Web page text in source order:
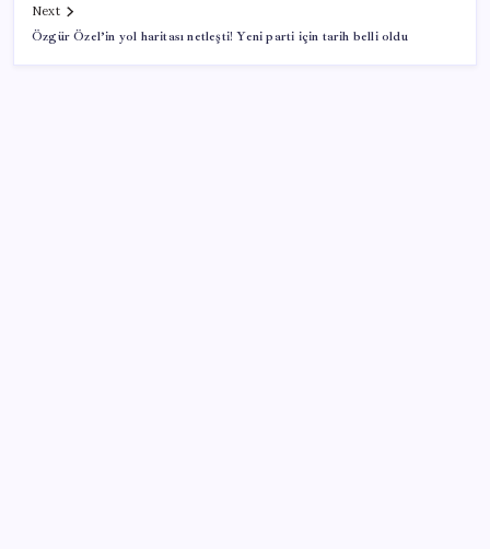
Next
Özgür Özel’in yol haritası netleşti! Yeni parti için tarih belli oldu